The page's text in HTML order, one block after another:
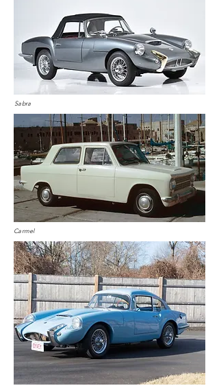
Sabra
Carmel